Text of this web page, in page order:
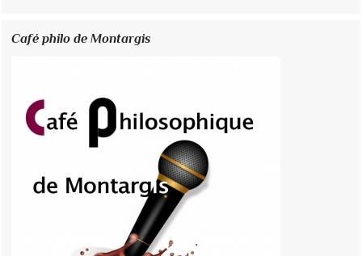
Café philo de Montargis